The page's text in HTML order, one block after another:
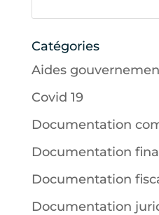
Catégories
Aides
Covid 19
Documentation
Documentation
Documentation
Documentation